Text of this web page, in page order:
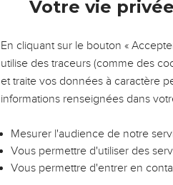
L’ÉVÉNEMENT DE
VOUS ÉVITER LES VOTRES ?
leurs réussites, leur impact, leur
saisons difficiles qu'ils ont
et responsables
clés pour avancer avec plus de
guidiez un ministère, une
Votre vie
En cliquant sur le bouton «
utilise des traceurs (comme des
et traite vos données à caractère
informations renseignées dans
Mesurer l'audience de notre
Vous permettre d'utiliser des
Vous permettre d'entrer en